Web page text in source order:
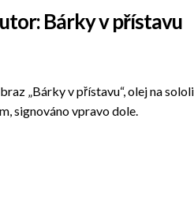
Bárky v přístavu
„Bárky v přístavu“, olej na
signováno vpravo dole.